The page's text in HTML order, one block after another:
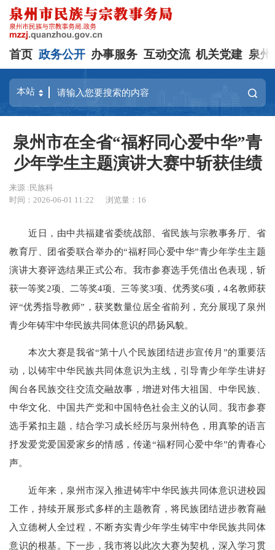
首页 政务公开 办事服务 互动交流 机关党建 泉州
泉州市在全省“福籽同心爱中华”青
少年学生主题演讲大赛中斩获佳绩
来源 :民族科
时间：2026-06-01 11:22
浏览量： 16
近日，由中共福建省委统战部、省民族与宗教事务厅、省
教育厅、团省委联合举办的“福籽同心爱中华”青少年学生主题
演讲大赛评选结果正式公布。我市参赛选手凭借出色表现，斩
获一等奖2项、二等奖4项、三等奖3项、优秀奖6项，4名教师获
评“优秀指导教师”，获奖数量位居全省前列，充分展现了泉州
青少年铸牢中华民族共同体意识的昂扬风貌。
本次大赛是我省“第十八个民族团结进步宣传月”的重要活
动，以铸牢中华民族共同体意识为主线，引导青少年学生讲好
闽台各民族交往交流交融故事，增进对伟大祖国、中华民族、
中华文化、中国共产党和中国特色社会主义的认同。我市参赛
选手紧扣主题，结合学习成长经历与泉州特色，用真挚的语言
抒发爱党爱国爱家乡的情感，传递“福籽同心爱中华”的青春心
声。
近年来，泉州市深入推进铸牢中华民族共同体意识进校园
工作，持续开展形式多样的主题教育，将民族团结进步教育融
入立德树人全过程，不断夯实青少年学生铸牢中华民族共同体
意识的根基。下一步，我市将以此次大赛为契机，深入学习贯